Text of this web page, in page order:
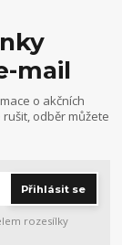
mail
o akčních
odběr můžete
Přihlásit se
rozesílky